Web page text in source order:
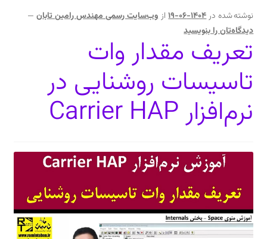
کتاب‌های فنی مهندس رامین تابان
کتاب‌های فنی توصیه شده مهندس رامین تابان
فیلم‌های آموزشی رایگان
دعوت برای پروژه، تدریس و سخنرانی
نوشته شده در1404-06-19 ازوب‌سایت رسمی مهندس رامین تابان —
دیدگاه‌تان را بنویسید
تعریف مقدار وات
تاسیسات روشنایی در
نرم‌افزار Carrier HAP